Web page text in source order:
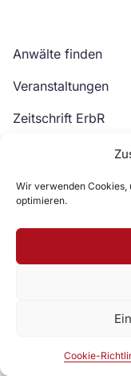
Wir verwenden Cookies,
optimieren.
Cookie-
Anwälte finden
Veranstaltungen
Zeitschrift ErbR